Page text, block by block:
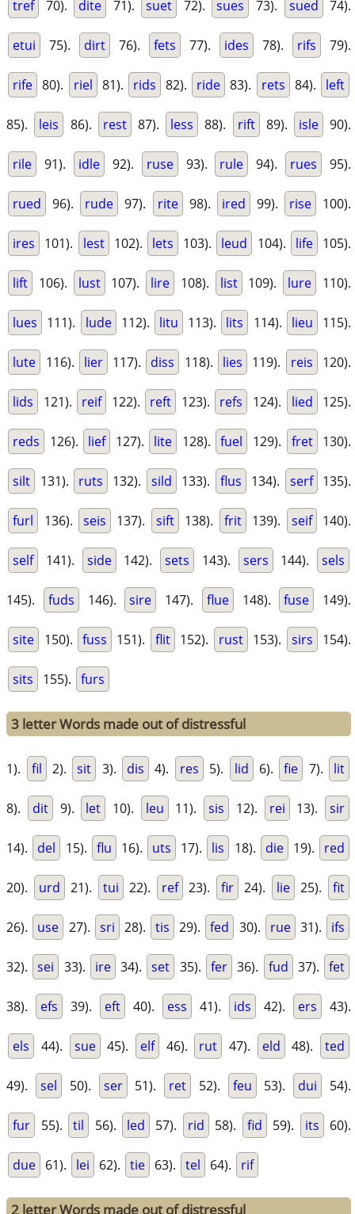
tref 70). dite 71). suet 72). sues 73). sued 74).
etui 75). dirt 76). fets 77). ides 78). rifs 79).
rife 80). riel 81). rids 82). ride 83). rets 84). left
85). leis 86). rest 87). less 88). rift 89). isle 90).
rile 91). idle 92). ruse 93). rule 94). rues 95).
rued 96). rude 97). rite 98). ired 99). rise 100).
ires 101). lest 102). lets 103). leud 104). life 105).
lift 106). lust 107). lire 108). list 109). lure 110).
lues 111). lude 112). litu 113). lits 114). lieu 115).
lute 116). lier 117). diss 118). lies 119). reis 120).
lids 121). reif 122). reft 123). refs 124). lied 125).
reds 126). lief 127). lite 128). fuel 129). fret 130).
silt 131). ruts 132). sild 133). flus 134). serf 135).
furl 136). seis 137). sift 138). frit 139). seif 140).
self 141). side 142). sets 143). sers 144). sels
145). fuds 146). sire 147). flue 148). fuse 149).
site 150). fuss 151). flit 152). rust 153). sirs 154).
sits 155). furs
3 letter Words made out of distressful
1). fil 2). sit 3). dis 4). res 5). lid 6). fie 7). lit
8). dit 9). let 10). leu 11). sis 12). rei 13). sir
14). del 15). flu 16). uts 17). lis 18). die 19). red
20). urd 21). tui 22). ref 23). fir 24). lie 25). fit
26). use 27). sri 28). tis 29). fed 30). rue 31). ifs
32). sei 33). ire 34). set 35). fer 36). fud 37). fet
38). efs 39). eft 40). ess 41). ids 42). ers 43).
els 44). sue 45). elf 46). rut 47). eld 48). ted
49). sel 50). ser 51). ret 52). feu 53). dui 54).
fur 55). til 56). led 57). rid 58). fid 59). its 60).
due 61). lei 62). tie 63). tel 64). rif
2 letter Words made out of distressful